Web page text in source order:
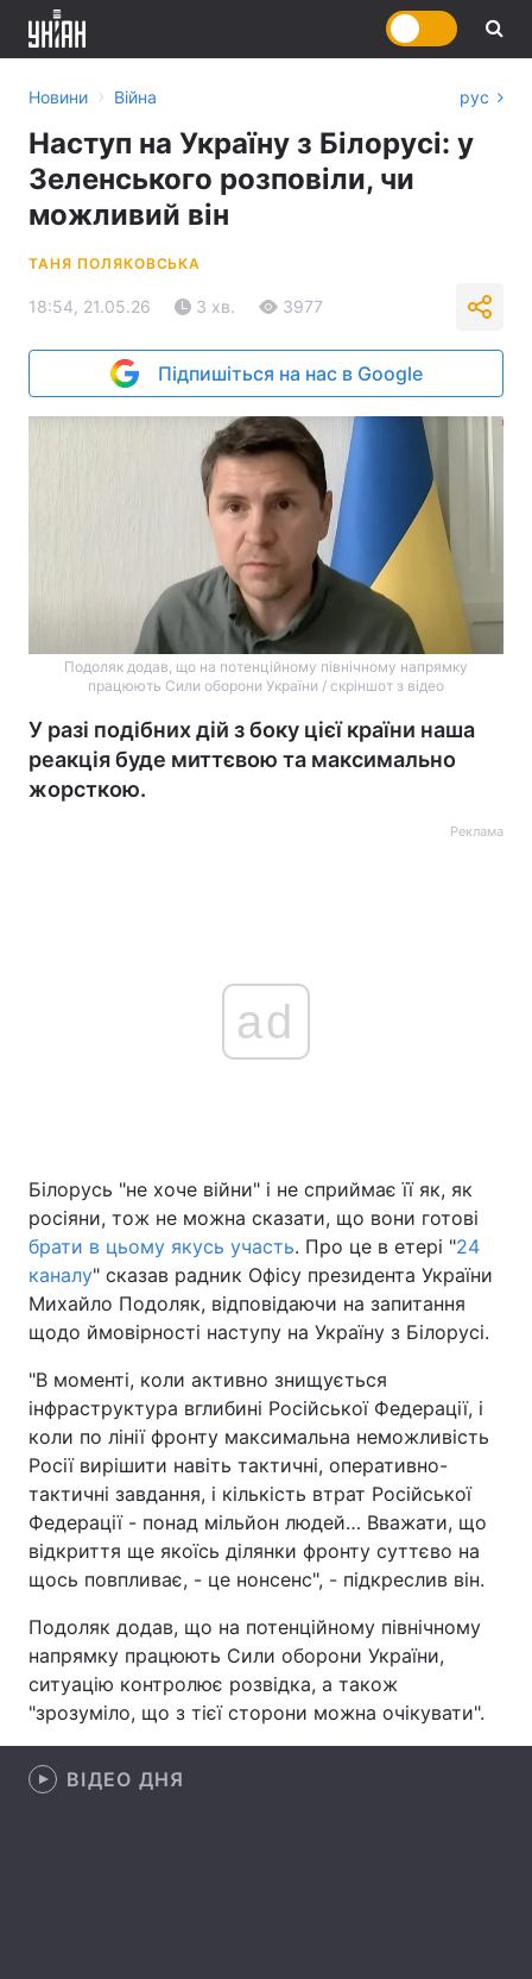
Україна Політика
Економіка Світ
Спорт Наука
Техно і зв'язок Лайт
Зброя Інциденти
Здоров'я Туризм
Цікавинки Погода
Екологія Регіони
Лонгріди
Відео з Youtube Статті
Інтерв'ю
Новини › Війна рус
Наступ на Україну з Білорусі: у
Зеленського розповіли, чи
можливий він
ТАНЯ ПОЛЯКОВСЬКА
18:54, 21.05.26 3 хв. 3977
Підпишіться на нас в Google
Подоляк додав, що на потенційному північному напрямку
працюють Сили оборони України / скріншот з відео
У разі подібних дій з боку цієї країни наша
реакція буде миттєвою та максимально
жорсткою.
Реклама
ad
Білорусь "не хоче війни" і не сприймає її як, як
росіяни, тож не можна сказати, що вони готові
брати в цьому якусь участь. Про це в етері "24
каналу" сказав радник Офісу президента України
Михайло Подоляк, відповідаючи на запитання
щодо ймовірності наступу на Україну з Білорусі.
"В моменті, коли активно знищується
інфраструктура вглибині Російської Федерації, і
коли по лінії фронту максимальна неможливість
Росії вирішити навіть тактичні, оперативно-
тактичні завдання, і кількість втрат Російської
Федерації - понад мільйон людей… Вважати, що
відкриття ще якоїсь ділянки фронту суттєво на
щось повпливає, - це нонсенс", - підкреслив він.
Подоляк додав, що на потенційному північному
напрямку працюють Сили оборони України,
ситуацію контролює розвідка, а також
"зрозуміло, що з тієї сторони можна очікувати".
ВІДЕО ДНЯ